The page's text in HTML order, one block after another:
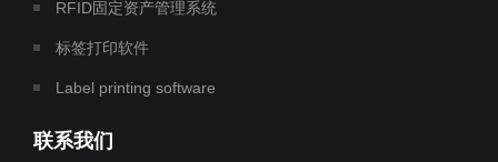
RFID固定资产管理系统
标签打印软件
Label printing software
联系我们